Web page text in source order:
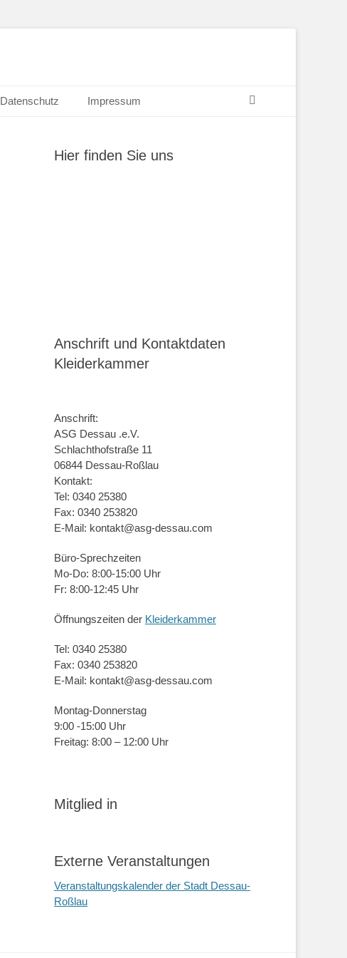
Datenschutz Impressum
Hier finden Sie uns
Anschrift und Kontaktdaten
Kleiderkammer
Anschrift:
ASG Dessau .e.V.
Schlachthofstraße 11
06844 Dessau-Roßlau
Kontakt:
Tel: 0340 25380
Fax: 0340 253820
E-Mail: kontakt@asg-dessau.com
Büro-Sprechzeiten
Mo-Do: 8:00-15:00 Uhr
Fr: 8:00-12:45 Uhr
Öffnungszeiten der Kleiderkammer
Tel: 0340 25380
Fax: 0340 253820
E-Mail: kontakt@asg-dessau.com
Montag-Donnerstag
9:00 -15:00 Uhr
Freitag: 8:00 – 12:00 Uhr
Mitglied in
Externe Veranstaltungen
Veranstaltungskalender der Stadt Dessau-
Roßlau